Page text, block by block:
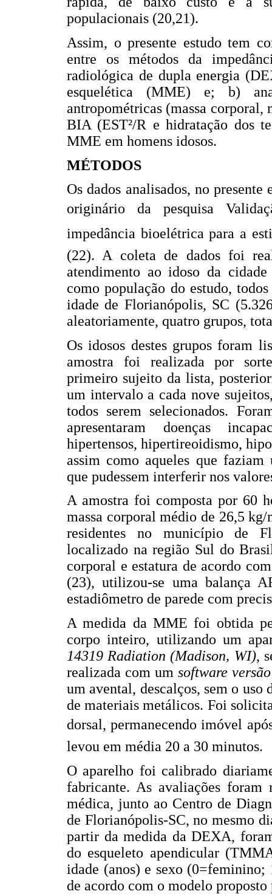
populacionais (20,21).
Assim, o presente estudo tem
entre os métodos da
radiológica de dupla energia
esquelética (MME) e; b)
antropométricas (massa corporal,
BIA (EST²/R e hidratação dos
MME em homens idosos.
MÉTODOS
Os dados analisados, no
originário da pesquisa
impedância bioelétrica para a
(22). A coleta de dados foi
atendimento ao idoso da
como população do estudo,
idade de Florianópolis, SC
aleatoriamente, quatro grupos,
Os idosos destes grupos foram
amostra foi realizada por
primeiro sujeito da lista,
um intervalo a cada nove
todos serem selecionados.
apresentaram doenças
hipertensos, hipertireoidismo,
assim como aqueles que
que pudessem interferir nos
A amostra foi composta por 60
massa corporal médio de 26,5
residentes no município de
localizado na região Sul do
corporal e estatura de acordo
(23), utilizou-se uma balança
estadiômetro de parede com
A medida da MME foi obtida
corpo inteiro, utilizando um
14319 Radiation (Madison, WI),
realizada com umsoftware
um avental, descalços, sem o uso
de materiais metálicos. Foi
dorsal, permanecendo imóvel
levou em média 20 a 30 minutos.
O aparelho foi calibrado
fabricante. As avaliações
médica, junto ao Centro de
de Florianópolis-SC, no mesmo
partir da medida da DEXA,
do esqueleto apendicular
idade (anos) e sexo
de acordo com o modelo